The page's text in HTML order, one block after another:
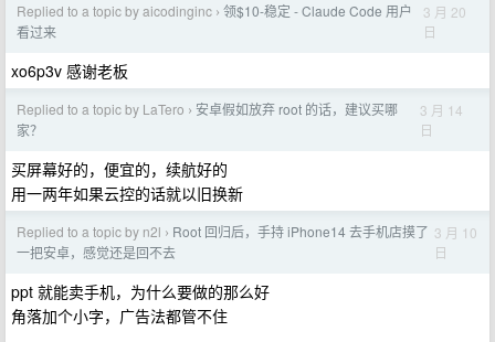
Replied to a topic by aicodinginc › 领$10-稳定 - Claude Code 用户
看过来
3 月 20
日
xo6p3v 感谢老板
Replied to a topic by LaTero › 安卓假如放弃 root 的话，建议买哪
家？
3 月 14
日
买屏幕好的，便宜的，续航好的
用一两年如果云控的话就以旧换新
Replied to a topic by n2l › Root 回归后，手持 iPhone14 去手机店摸了
一把安卓，感觉还是回不去
3 月 10
日
ppt 就能卖手机，为什么要做的那么好
角落加个小字，广告法都管不住